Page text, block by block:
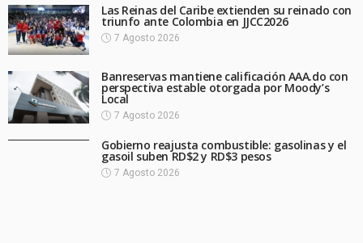
Las Reinas del Caribe extienden su reinado con
triunfo ante Colombia en JJCC2026
7 Agosto 2026
Banreservas mantiene calificación AAA.do con
perspectiva estable otorgada por Moody’s
Local
7 Agosto 2026
Gobierno reajusta combustible: gasolinas y el
gasoil suben RD$2 y RD$3 pesos
7 Agosto 2026